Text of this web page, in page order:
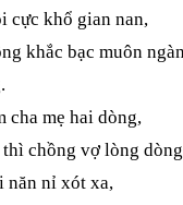
cực khổ gian nan,
khắc bạc muôn
cha mẹ hai dòng,
chồng vợ lòng
năn nỉ xót xa,